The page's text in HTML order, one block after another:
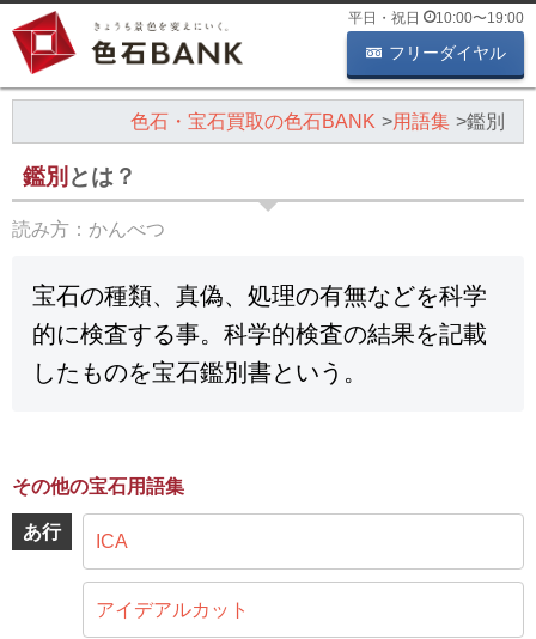
平日・祝日 10:00〜19:00
フリーダイヤル
色石・宝石買取の色石BANK 用語集 鑑別
鑑別 とは？
読み方： かんべつ
宝石の種類、真偽、処理の有無などを科学
的に検査する事。科学的検査の結果を記載
したものを宝石鑑別書という。
その他の宝石用語集
あ行 ICA
アイデアルカット